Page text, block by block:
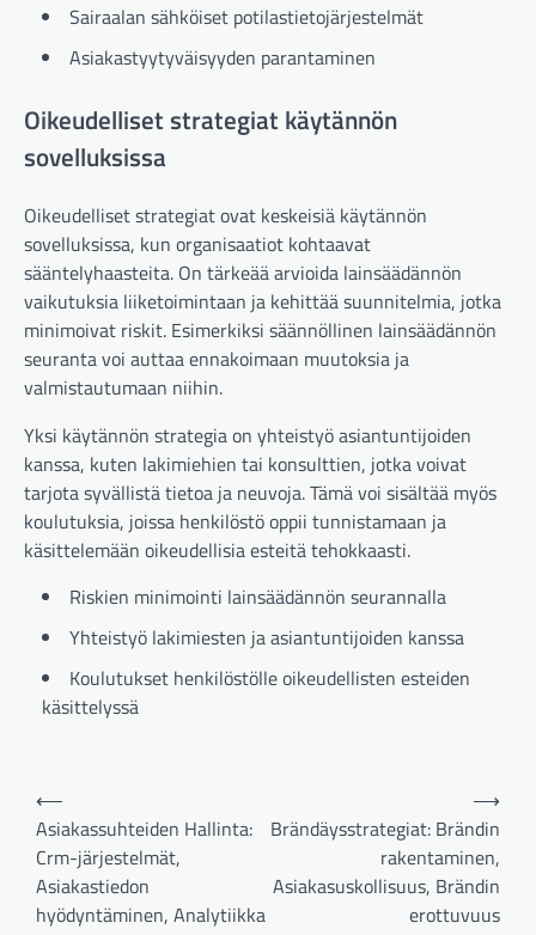
Sairaalan sähköiset potilastietojärjestelmät
Asiakastyytyväisyyden parantaminen
Oikeudelliset strategiat käytännön
sovelluksissa
Oikeudelliset strategiat ovat keskeisiä käytännön
sovelluksissa, kun organisaatiot kohtaavat
sääntelyhaasteita. On tärkeää arvioida lainsäädännön
vaikutuksia liiketoimintaan ja kehittää suunnitelmia, jotka
minimoivat riskit. Esimerkiksi säännöllinen lainsäädännön
seuranta voi auttaa ennakoimaan muutoksia ja
valmistautumaan niihin.
Yksi käytännön strategia on yhteistyö asiantuntijoiden
kanssa, kuten lakimiehien tai konsulttien, jotka voivat
tarjota syvällistä tietoa ja neuvoja. Tämä voi sisältää myös
koulutuksia, joissa henkilöstö oppii tunnistamaan ja
käsittelemään oikeudellisia esteitä tehokkaasti.
Riskien minimointi lainsäädännön seurannalla
Yhteistyö lakimiesten ja asiantuntijoiden kanssa
Koulutukset henkilöstölle oikeudellisten esteiden
käsittelyssä
Post
navigation
⟵
Asiakassuhteiden Hallinta:
Crm-järjestelmät,
Asiakastiedon
hyödyntäminen, Analytiikka
Brändäysstrategiat: Brändin
rakentaminen,
Asiakasuskollisuus, Brändin
erottuvuus
⟶